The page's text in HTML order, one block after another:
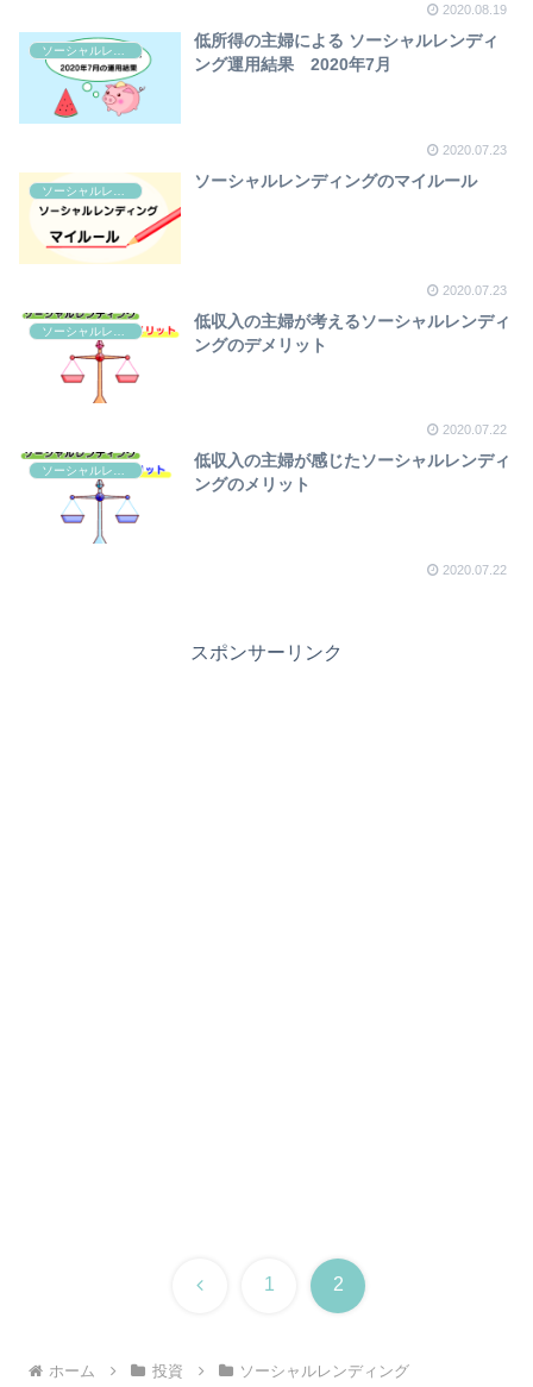
2020.08.19
低所得の主婦による ソーシャルレンディ
ング運用結果 2020年7月
2020.07.23
ソーシャルレンディングのマイルール
2020.07.23
低収入の主婦が考えるソーシャルレンディ
ングのデメリット
2020.07.22
ソーシャルレンディング
低収入の主婦が感じたソーシャルレンディ
ングのメリット
2020.07.22
スポンサーリンク
前 1 2
ホーム 投資 ソーシャルレンディング